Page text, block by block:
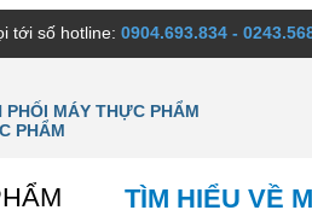
tới số hotline: 0904.693.834 -
PHỐI MÁY THỰC PHẨM
PHẨM
TÌM HIỂU VỀ